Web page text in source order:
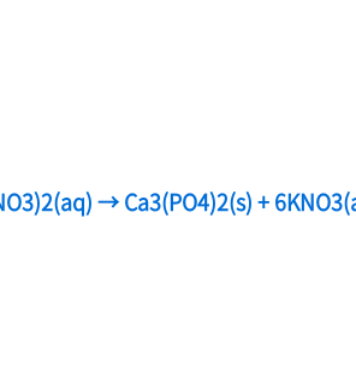
→ Ca3(PO4)2(s) +